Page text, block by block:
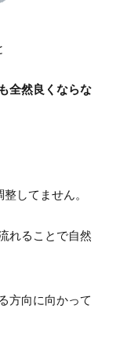
全然良くならな
してません。
れることで自然
方向に向かって